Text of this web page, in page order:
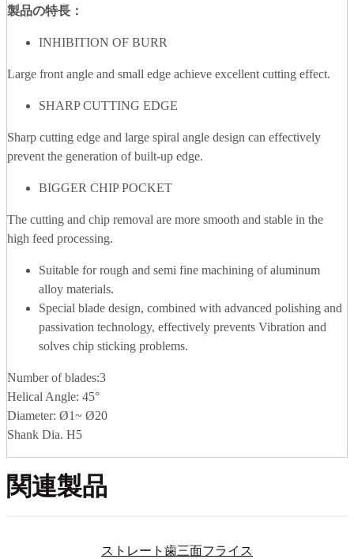
製品の特長：
INHIBITION OF BURR
Large front angle and small edge achieve excellent cutting effect.
SHARP CUTTING EDGE
Sharp cutting edge and large spiral angle design can effectively
prevent the generation of built-up edge.
BIGGER CHIP POCKET
The cutting and chip removal are more smooth and stable in the
high feed processing.
Suitable for rough and semi fine machining of aluminum
alloy materials.
Special blade design, combined with advanced polishing and
passivation technology, effectively prevents Vibration and
solves chip sticking problems.
Number of blades:3
Helical Angle: 45°
Diameter: Ø1~ Ø20
Shank Dia. H5
関連製品
ストレート歯三面フライス